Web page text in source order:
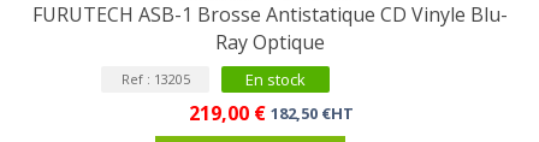
FURUTECH ASB-1 Brosse Antistatique CD Vinyle Blu-
Ray Optique
Ref : 13205 En stock
219,00 € 182,50 €HT